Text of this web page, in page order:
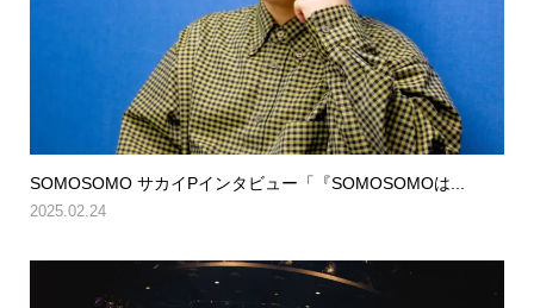
SOMOSOMO サカイPインタビュー「『SOMOSOMOは...
2025.02.24